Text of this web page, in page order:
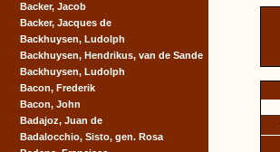
Backer, Jacob
Backer, Jacques de
Backhuysen, Ludolph
Backhuysen, Hendrikus, van de Sande
Backhuysen, Ludolph
Bacon, Frederik
Bacon, John
Badajoz, Juan de
Badalocchio, Sisto, gen. Rosa